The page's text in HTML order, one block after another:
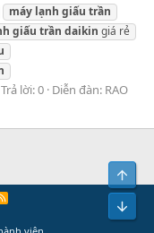
máy lạnh giấu trần
giấu trần daikin giá rẻ
Trả lời: 0 Diễn đàn: RAO
R
viên